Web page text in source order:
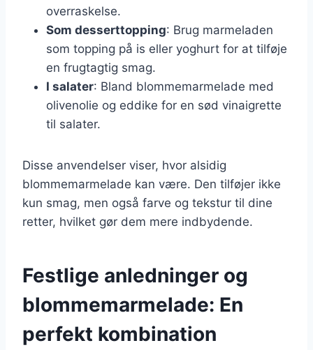
overraskelse.
Som desserttopping: Brug marmeladen
som topping på is eller yoghurt for at tilføje
en frugtagtig smag.
I salater: Bland blommemarmelade med
olivenolie og eddike for en sød vinaigrette
til salater.
Disse anvendelser viser, hvor alsidig
blommemarmelade kan være. Den tilføjer ikke
kun smag, men også farve og tekstur til dine
retter, hvilket gør dem mere indbydende.
Festlige anledninger og
blommemarmelade: En
perfekt kombination